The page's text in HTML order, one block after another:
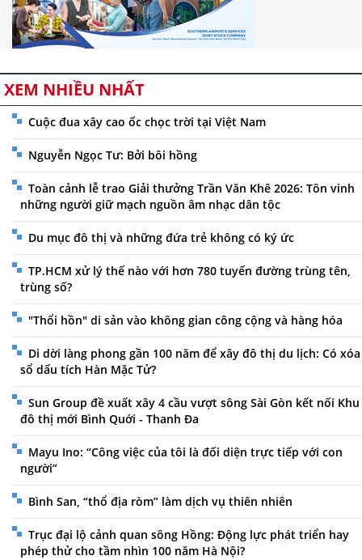
XEM NHIỀU NHẤT
Cuộc đua xây cao ốc chọc trời tại Việt Nam
Nguyễn Ngọc Tư: Bởi bôi hồng
Toàn cảnh lễ trao Giải thưởng Trần Văn Khê 2026: Tôn vinh
những người giữ mạch nguồn âm nhạc dân tộc
Du mục đô thị và những đứa trẻ không có ký ức
TP.HCM xử lý thế nào với hơn 780 tuyến đường trùng tên,
trùng số?
"Thổi hồn" di sản vào không gian công cộng và hàng hóa
Di dời làng phong gần 100 năm để xây đô thị du lịch: Có xóa
sổ dấu tích Hàn Mặc Tử?
Sun Group đề xuất xây 4 cầu vượt sông Sài Gòn kết nối Khu
đô thị mới Bình Quới - Thanh Đa
Mayu Ino: “Công việc của tôi là đối diện trực tiếp với con
người”
Bình San, “thổ địa ròm” làm dịch vụ thiên nhiên
Trục đại lộ cảnh quan sông Hồng: Động lực phát triển hay
phép thử cho tầm nhìn 100 năm Hà Nội?